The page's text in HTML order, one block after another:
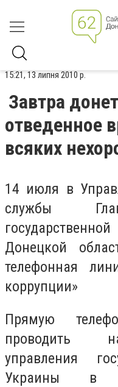
15:21, 13 липня 2010 р.
Завтра
отведенное
всяких
14 июля в
службы
Донецкой
телефонная
коррупции»
Прямую
проводить
управления
Украины в